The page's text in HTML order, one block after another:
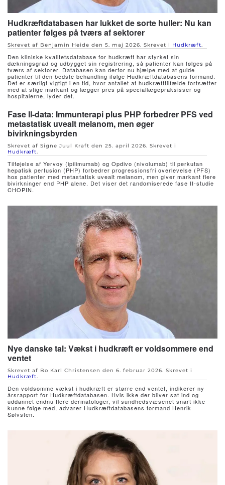
Hudkræftdatabasen har lukket de sorte huller: Nu kan
patienter følges på tværs af sektorer
Skrevet af Benjamin Heide den 5. maj 2026. Skrevet i Hudkræft.
Den kliniske kvalitetsdatabase for hudkræft har styrket sin
dækningsgrad og udbygget sin registrering, så patienter kan følges på
tværs af sektorer. Databasen kan derfor nu hjælpe med at guide
patienter til den bedste behandling ifølge Hudkræftdatabasens formand.
Det er særligt vigtigt i en tid, hvor antallet af hudkræfttilfælde fortsætter
med at stige markant og lægger pres på speciallægepraksisser og
hospitalerne, lyder det.
Fase II-data: Immunterapi plus PHP forbedrer PFS ved
metastatisk uvealt melanom, men øger
bivirkningsbyrden
Skrevet af Signe Juul Kraft den 25. april 2026. Skrevet i
Hudkræft.
Tilføjelse af Yervoy (ipilimumab) og Opdivo (nivolumab) til perkutan
hepatisk perfusion (PHP) forbedrer progressionsfri overlevelse (PFS)
hos patienter med metastatisk uvealt melanom, men giver markant flere
bivirkninger end PHP alene. Det viser det randomiserede fase II-studie
CHOPIN.
Nye danske tal: Vækst i hudkræft er voldsommere end
ventet
Skrevet af Bo Karl Christensen den 6. februar 2026. Skrevet i
Hudkræft.
Den voldsomme vækst i hudkræft er større end ventet, indikerer ny
årsrapport for Hudkræftdatabasen. Hvis ikke der bliver sat ind og
uddannet endnu flere dermatologer, vil sundhedsvæsenet snart ikke
kunne følge med, advarer Hudkræftdatabasens formand Henrik
Sølvsten.